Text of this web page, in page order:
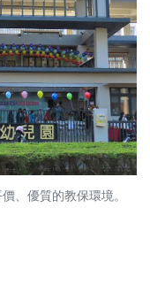
、優質的教保環境。